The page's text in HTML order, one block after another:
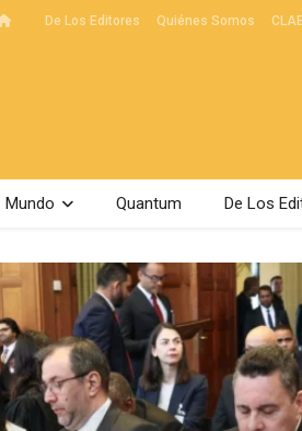
De Los Editores Quiénes Somos CLAE
Mundo Quantum De Los